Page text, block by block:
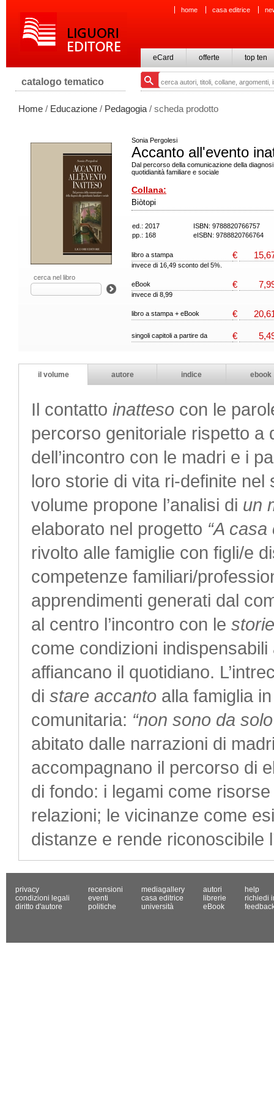
home casa editrice
eCard offerte top ten
catalogo tematico
Home / Educazione / Pedagogia / scheda prodotto
cerca nel libro
Sonia Pergolesi
Accanto all'evento
Dal percorso della comunicazione della
quotidianità familiare e sociale
Collana:
Biòtopi
ed.: 2017
ISBN: 9788820766757
pp.: 168
eISBN: 9788820766764
libro a stampa €
invece di 16,49 sconto del 5%.
eBook €
invece di 8,99
libro a stampa + eBook €
singoli capitoli a partire da €
il volume autore indice ebook
Il contatto inatteso con le
percorso genitoriale rispetto a
dell’incontro con le madri e i
loro storie di vita ri-definite nel
volume propone l’analisi di un
elaborato nel progetto “A
rivolto alle famiglie con figli/e
competenze familiari/
apprendimenti generati dal
al centro l’incontro con le storie
come condizioni
affiancano il quotidiano.
di stare accanto alla famiglia
comunitaria: “non sono da
abitato dalle narrazioni di
accompagnano il percorso di
di fondo: i legami come
relazioni; le vicinanze come
distanze e rende riconoscibile
privacy
condizioni legali
diritto d'autore
recensioni
eventi
politiche
mediagallery
casa editrice
università
autori
librerie
eBook
help
richiedi